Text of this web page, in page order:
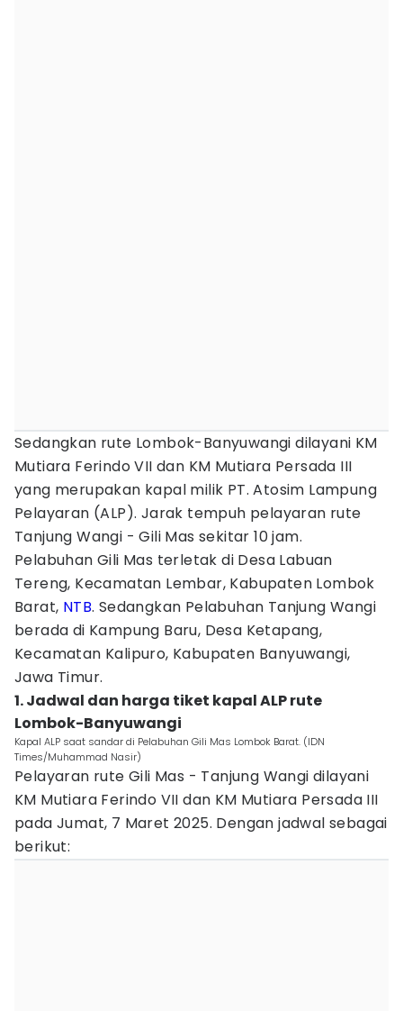
Sedangkan rute Lombok-Banyuwangi dilayani KM
Mutiara Ferindo VII dan KM Mutiara Persada III
yang merupakan kapal milik PT. Atosim Lampung
Pelayaran (ALP). Jarak tempuh pelayaran rute
Tanjung Wangi - Gili Mas sekitar 10 jam.
Pelabuhan Gili Mas terletak di Desa Labuan
Tereng, Kecamatan Lembar, Kabupaten Lombok
Barat, NTB. Sedangkan Pelabuhan Tanjung Wangi
berada di Kampung Baru, Desa Ketapang,
Kecamatan Kalipuro, Kabupaten Banyuwangi,
Jawa Timur.
1. Jadwal dan harga tiket kapal ALP rute
Lombok-Banyuwangi
Kapal ALP saat sandar di Pelabuhan Gili Mas Lombok Barat. (IDN
Times/Muhammad Nasir)
Pelayaran rute Gili Mas - Tanjung Wangi dilayani
KM Mutiara Ferindo VII dan KM Mutiara Persada III
pada Jumat, 7 Maret 2025. Dengan jadwal sebagai
berikut: